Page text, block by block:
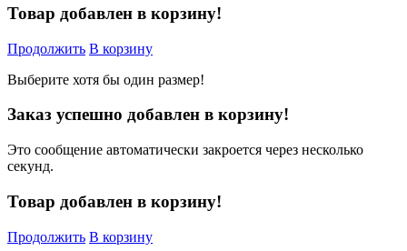
Товар добавлен в корзину!
Продолжить В корзину
Выберите хотя бы один размер!
Заказ успешно добавлен в корзину!
Это сообщение автоматически закроется через несколько
секунд.
Товар добавлен в корзину!
Продолжить В корзину